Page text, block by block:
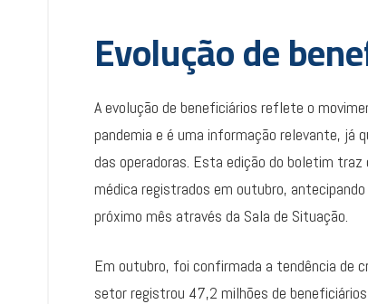
Evolução de
A evolução de beneficiários reflete o
pandemia e é uma informação relevante,
das operadoras. Esta edição do boletim
médica registrados em outubro,
próximo mês através da Sala de Situação.
Em outubro, foi confirmada a tendência de
setor registrou 47,2 milhões de